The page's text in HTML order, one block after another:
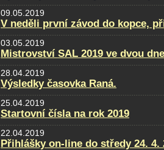
09.05.2019
V neděli první závod do kopce,
03.05.2019
Mistrovství SAL 2019 ve dvou
28.04.2019
Výsledky časovka Raná.
25.04.2019
Startovní čísla na rok 2019
22.04.2019
Přihlášky on-line do středy 24. 4.